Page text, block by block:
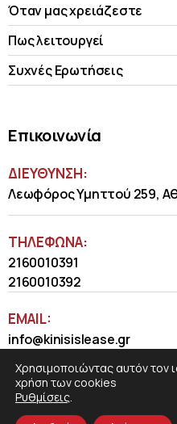
Όταν μας χρειάζεστε
Πως λειτουργεί
Συχνές Ερωτήσεις
Επικοινωνία
ΔΙΕΥΘΥΝΣΗ:
Λεωφόρος Υμηττού 259,
ΤΗΛΈΦΩΝΑ:
2160010391
2160010392
EMAIL:
info@kinisislease.gr
Χρησιμοποιώντας αυτόν τον
χρήση των cookies
Ρυθμίσεις.